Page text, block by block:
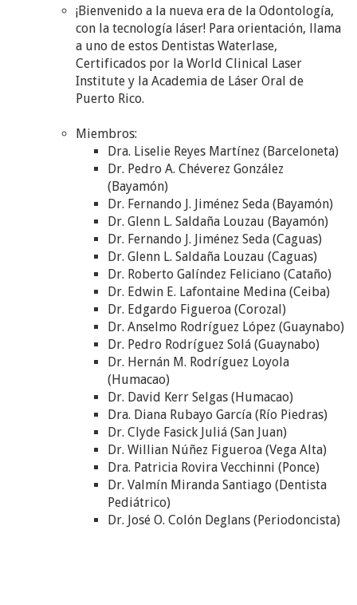
¡Bienvenido a la nueva era de la Odontología,
con la tecnología láser! Para orientación, llama
a uno de estos Dentistas Waterlase,
Certificados por la World Clinical Laser
Institute y la Academia de Láser Oral de
Puerto Rico.
Miembros:
Dra. Liselie Reyes Martínez (Barceloneta)
Dr. Pedro A. Chéverez González
(Bayamón)
Dr. Fernando J. Jiménez Seda (Bayamón)
Dr. Glenn L. Saldaña Louzau (Bayamón)
Dr. Fernando J. Jiménez Seda (Caguas)
Dr. Glenn L. Saldaña Louzau (Caguas)
Dr. Roberto Galíndez Feliciano (Cataño)
Dr. Edwin E. Lafontaine Medina (Ceiba)
Dr. Edgardo Figueroa (Corozal)
Dr. Anselmo Rodríguez López (Guaynabo)
Dr. Pedro Rodríguez Solá (Guaynabo)
Dr. Hernán M. Rodríguez Loyola
(Humacao)
Dr. David Kerr Selgas (Humacao)
Dra. Diana Rubayo García (Río Piedras)
Dr. Clyde Fasick Juliá (San Juan)
Dr. Willian Núñez Figueroa (Vega Alta)
Dra. Patricia Rovira Vecchinni (Ponce)
Dr. Valmín Miranda Santiago (Dentista
Pediátrico)
Dr. José O. Colón Deglans (Periodoncista)